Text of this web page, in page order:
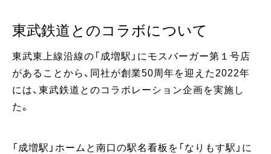
東武鉄道とのコラボについて
東武東上線沿線の「成増駅」にモスバーガー第１号店
があることから、同社が創業50周年を迎えた2022年
には、東武鉄道とのコラボレーション企画を実施し
た。
「成増駅」ホームと南口の駅名看板を「なりもす駅」に